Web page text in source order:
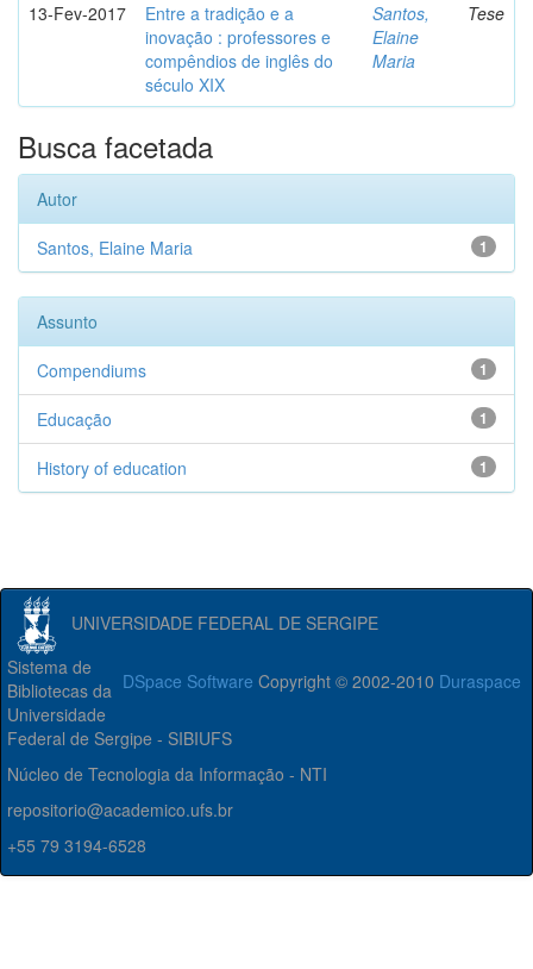
13-Fev-2017
Entre a tradição e a
inovação : professores e
compêndios de inglês do
século XIX
Santos,
Elaine
Maria
Tese
Busca facetada
Autor
1
Santos, Elaine Maria
Assunto
1
Compendiums
1
Educação
1
History of education
UNIVERSIDADE FEDERAL DE SERGIPE
DSpace Software Copyright © 2002-2010 Duraspace
Sistema de
Bibliotecas da
Universidade
Federal de Sergipe - SIBIUFS
Núcleo de Tecnologia da Informação - NTI
repositorio@academico.ufs.br
+55 79 3194-6528